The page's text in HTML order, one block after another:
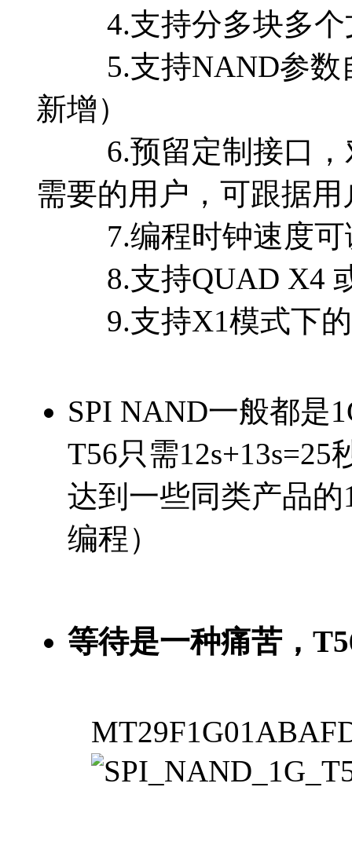
4.支持分多块多个
5.支持NAND参数自
新增）
6.预留定制接口，对
需要的用户，可跟据
7.编程时钟速度可
8.支持QUAD X4 或
9.支持X1模式下的
SPI NAND一般都是
T56只需12s+13s=25
达到一些同类产品
编程）
等待是一种痛苦，